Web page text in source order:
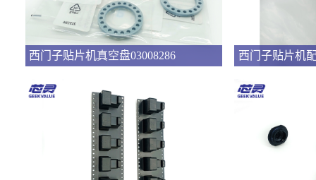
西门子贴片机真空盘03008286